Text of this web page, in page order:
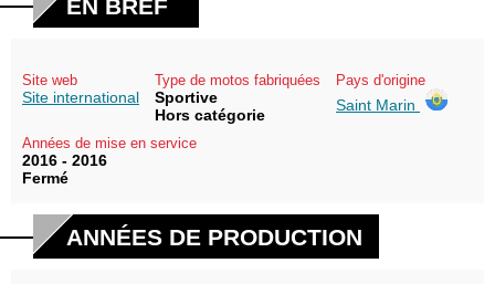
EN BREF
Site web
Site international
Type de motos fabriquées
Sportive
Hors catégorie
Pays d'origine
Saint Marin
Années de mise en service
2016 - 2016
Fermé
ANNÉES DE PRODUCTION